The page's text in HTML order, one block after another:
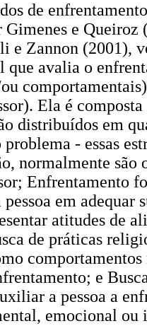
de
Gimenes e
e Zannon (2001),
que avalia o
Ela é
distribuídos em
- essas
normalmente
Enfrentamento
pessoa em adequar
atitudes de
de práticas
e
a pessoa a
emocional ou